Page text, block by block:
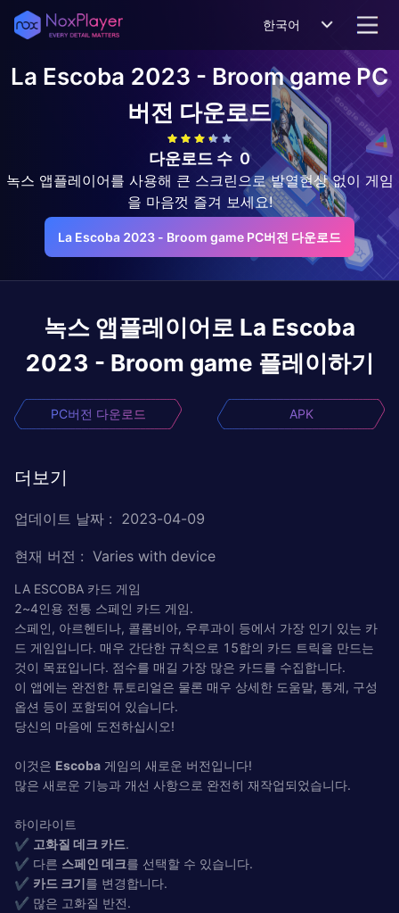
한국어
La Escoba 2023 - Broom game PC
버전 다운로드
다운로드 수 0
녹스 앱플레이어를 사용해 큰 스크린으로 발열현상 없이 게임
을 마음껏 즐겨 보세요!
La Escoba 2023 - Broom game PC버전 다운로드
녹스 앱플레이어로 La Escoba
2023 - Broom game 플레이하기
PC버전 다운로드 APK
더보기
업데이트 날짜 : 2023-04-09
현재 버전 : Varies with device
LA ESCOBA 카드 게임
2~4인용 전통 스페인 카드 게임.
스페인, 아르헨티나, 콜롬비아, 우루과이 등에서 가장 인기 있는 카
드 게임입니다. 매우 간단한 규칙으로 15합의 카드 트릭을 만드는
것이 목표입니다. 점수를 매길 가장 많은 카드를 수집합니다.
이 앱에는 완전한 튜토리얼은 물론 매우 상세한 도움말, 통계, 구성
옵션 등이 포함되어 있습니다.
당신의 마음에 도전하십시오!
이것은 Escoba 게임의 새로운 버전입니다!
많은 새로운 기능과 개선 사항으로 완전히 재작업되었습니다.
하이라이트
✔ 고화질 데크 카드.
✔ 다른 스페인 데크를 선택할 수 있습니다.
✔ 카드 크기를 변경합니다.
✔ 많은 고화질 반전.